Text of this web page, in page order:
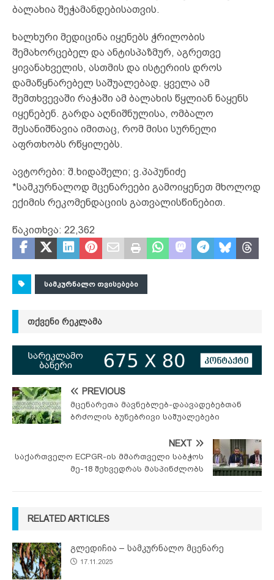
ბალახია შეჭამანდებისათვის.
ხალხური მედიცინა იყენებს ჭრილობის
შემახორცებელ და ანტისპაზმურ, აგრეთვე
ყივანახველის, ასთმის და ისტერიის დროს
დამაწყნარებელ საშუალებად. ყველა ამ
შემთხვევაში რაჭაში ამ ბალახის წყლიან ნაყენს
იყენებენ. გარდა აღნიშნულისა, ომბალო
შესანიშნავია იმითაც, რომ მისი სურნელი
აფრთხობს რწყილებს.
ავტორები: შ.ხიდაშელი; ვ.პაპუნიძე
*სამკურნალოდ მცენარეები გამოიყენეთ მხოლოდ
ექიმის რეკომენდაციის გათვალისწინებით.
წაკითხვა: 22,362
ᲡᲐᲛᲙᲣᲠᲜᲐᲚᲝ ᲗᲕᲘᲡᲔᲑᲔᲑᲘ
ᲗᲥᲕᲔᲜᲘ ᲠᲔᲙᲚᲐᲛᲐ
PREVIOUS
მცენარეთა მავნებლებ-დაავადებებთან
ბრძოლის ბუნებრივი საშუალებები
NEXT
საქართველო ECPGR-ის მმართველი საბჭოს
მე-18 შეხვედრას მასპინძლობს
RELATED ARTICLES
გლედიჩია – სამკურნალო მცენარე
17.11.2025